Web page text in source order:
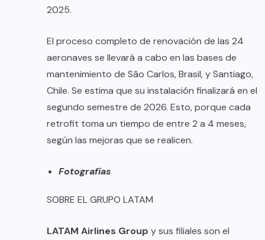
2025.
El proceso completo de renovación de las 24
aeronaves se llevará a cabo en las bases de
mantenimiento de São Carlos, Brasil, y Santiago,
Chile. Se estima que su instalación finalizará en el
segundo semestre de 2026. Esto, porque cada
retrofit toma un tiempo de entre 2 a 4 meses,
según las mejoras que se realicen.
Fotografías
SOBRE EL GRUPO LATAM
LATAM Airlines Group y sus filiales son el